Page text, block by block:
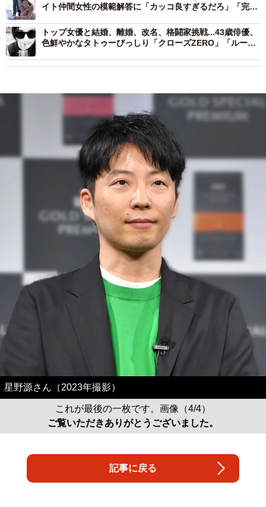
イト仲間女性の模範解答に「カッコ良すぎるだろ」「完璧
トップ女優と結婚、離婚、改名、格闘家挑戦...43歳俳優、
色鮮やかなタトゥーびっしり「クローズZERO」「ルーキ
星野源さん（2023年撮影）
これが最後の一枚です。画像（4/4）
ご覧いただきありがとうございました。
記事に戻る